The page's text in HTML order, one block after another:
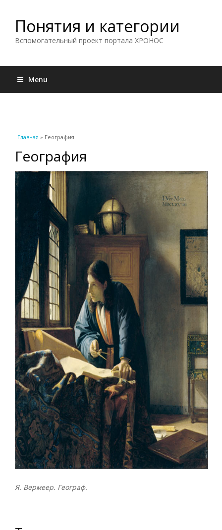
Понятия и категории
Вспомогательный проект портала ХРОНОС
Menu
Вы здесь
Главная » География
География
Я. Вермеер. Географ.